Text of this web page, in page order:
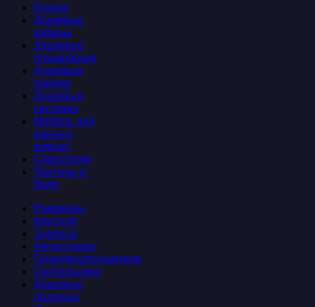
Ванны
Душевые
кабины
Душевые
ограждения
Душевые
панели
Душевые
системы
Мебель для
ванных
комнат
Смесители
Унитазы и
биде
Раковины
Консоли
Зеркала
Аксессуары
Полотенцесушители
Светильники
Душевые
поддоны